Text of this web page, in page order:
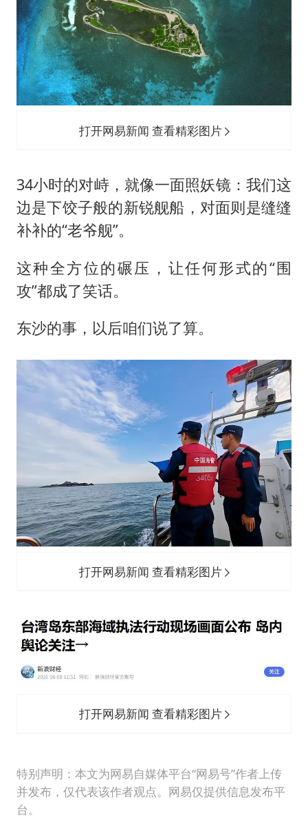
打开网易新闻 查看精彩图片
34小时的对峙，就像一面照妖镜：我们这
边是下饺子般的新锐舰船，对面则是缝缝
补补的“老爷舰”。
这种全方位的碾压，让任何形式的“围
攻”都成了笑话。
东沙的事，以后咱们说了算。
打开网易新闻 查看精彩图片
打开网易新闻 查看精彩图片
特别声明：本文为网易自媒体平台“网易号”作者上传
并发布，仅代表该作者观点。网易仅提供信息发布平
台。